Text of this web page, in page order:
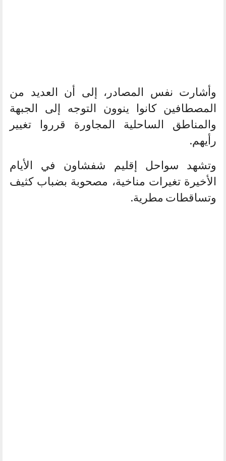
وأشارت نفس المصادر، إلى أن العديد من
المصطافين كانوا ينوون التوجه إلى الجبهة
والمناطق الساحلية المجاورة قرروا تغيير
رأيهم.
وتشهد سواحل إقليم شفشاون في الأيام
الأخيرة تغيرات مناخية، مصحوبة بضباب كثيف
وتساقطات مطرية.